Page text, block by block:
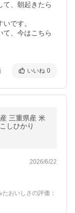
て、朝起きたら
です。
て、今はこちら
いいね 0
米
しひかり
2026/6/22
たおいしさの評価 ：